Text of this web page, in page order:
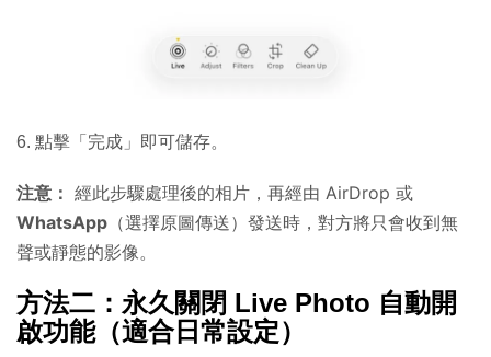
6. 點擊「完成」即可儲存。
注意： 經此步驟處理後的相片，再經由 AirDrop 或
WhatsApp （選擇原圖傳送）發送時，對方將只會收到無
聲或靜態的影像。
方法二：永久關閉 Live Photo 自動開
啟功能（適合日常設定）